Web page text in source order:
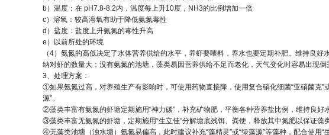
b）温度：在 pH7.8-8.2内，温度每上升10度，NH3的比例增加一倍
c）溶氧：较高溶氧有助于降低氨氮毒性
d）盐度：盐度上升氨氮的毒性升高
e）以前所处的环境
（4）氨氮的高低决定了水体营养供给的水平，养虾要喂料，养水也要定期补肥。维持良
纳对虾的数量大；没有氨氮的池塘，藻类易因营养供给不足而老化，天气变化时容易出现倒
3、处理方案：
①如果氨氮过高，对养殖生产有影响时，可使用药物直接降，使用复合硝化细菌“亚硝菌克
源”。
②藻类丰富有氨氮的虾塘定期施用“神力碳”，补充矿物肥，平衡各种营养盐比例，维持良好
③藻类丰富无氨氮的虾塘，定期施用“生立佳”分解塘底残饵、粪便，释放其中氮肥以保证藻
④无藻类池塘（浊水塘）氨氮易偏高，此时建议补充“藻精灵”或“绿藻源”等藻种，配合使用“